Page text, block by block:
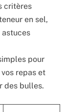
critères
en sel,
pour
repas et
des bulles.